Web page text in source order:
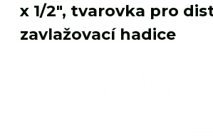
x 1/2", tvarovka pro
zavlažovací hadice